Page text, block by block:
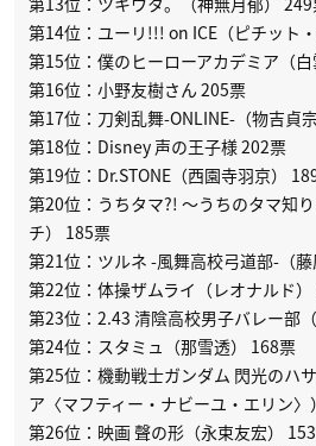
第14位：ユーリ!!! on ICE（ピチット
第15位：僕のヒーローアカデミア（
第16位：小野友樹さん 205票
第17位：刀剣乱舞-ONLINE-（物吉貞
第18位：Disney 声の王子様 202票
第19位：Dr.STONE（西園寺羽京）
第20位：うちタマ?! 〜うちのタマ知
チ） 185票
第21位：ツルネ -風舞高校弓道部-（
第22位：体操ザムライ（レオナルド
第23位：2.43 清陰高校男子バレー部
第24位：スタミュ（那雪透） 168票
第25位：機動戦士ガンダム 閃光のハ
ア〈マフティー・ナビーユ・エリン〉
第26位：映画 聲の形（永束友宏）